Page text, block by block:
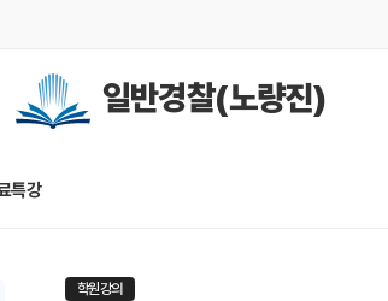
일반경찰(노량진)
특강
학원강의